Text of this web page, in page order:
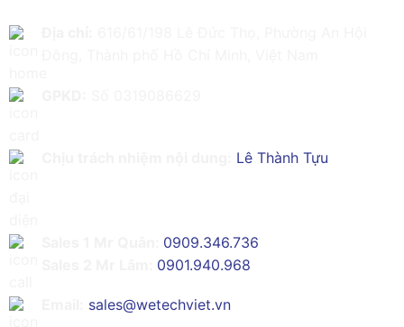
Lê Thành Tựu
0909.346.736
0901.940.968
sales@wetechviet.vn